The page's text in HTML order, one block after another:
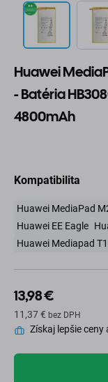
Huawei
- Batéria
4800mAh
Kompatibilita
Huawei MediaPad
Huawei EE Eagle
Huawei Mediapad
13,98 €
11,37 € bez DPH
Získaj lepšie ceny